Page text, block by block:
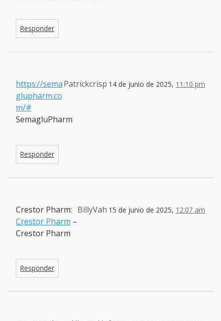
Responder
Patrickcrisp 14 de junio de 2025, 11:10 pm
https://sema
glupharm.co
m/#
SemagluPharm
Responder
BillyVah 15 de junio de 2025, 12:07 am
Crestor Pharm:
Crestor Pharm –
Crestor Pharm
Responder